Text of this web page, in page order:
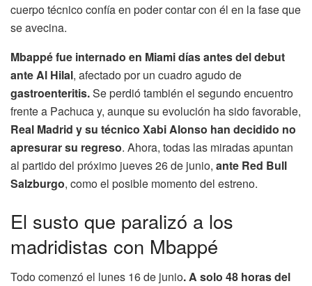
cuerpo técnico confía en poder contar con él en la fase que
se avecina.
Mbappé fue internado en Miami días antes del debut
ante Al Hilal, afectado por un cuadro agudo de
gastroenteritis.Se perdió también el segundo encuentro
frente a Pachuca y, aunque su evolución ha sido favorable,
Real Madrid y su técnico Xabi Alonso han decidido no
apresurar su regreso. Ahora, todas las miradas apuntan
al partido del próximo jueves 26 de junio, ante Red Bull
Salzburgo, como el posible momento del estreno.
El susto que paralizó a los
madridistas con Mbappé
Todo comenzó el lunes 16 de junio. A solo 48 horas del